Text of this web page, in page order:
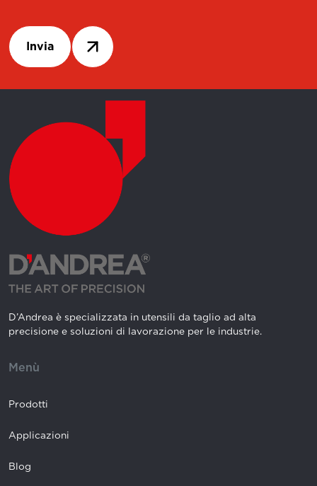
Invia
D’Andrea è specializzata in utensili da taglio ad alta
precisione e soluzioni di lavorazione per le industrie.
Menù
Prodotti
Applicazioni
Blog